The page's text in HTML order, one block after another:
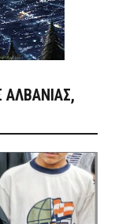
ΑΛΒΑΝΊΑΣ,